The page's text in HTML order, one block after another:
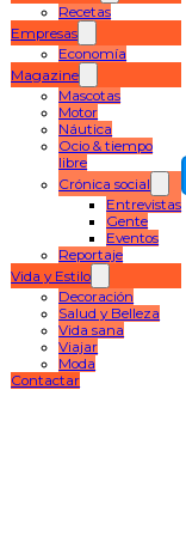
Recetas
Empresas
Economía
Magazine
Mascotas
Motor
Náutica
Ocio & tiempo
libre
Crónica social
Entrevistas
Gente
Eventos
Reportaje
Vida y Estilo
Decoración
Salud y Belleza
Vida sana
Viajar
Moda
Contactar